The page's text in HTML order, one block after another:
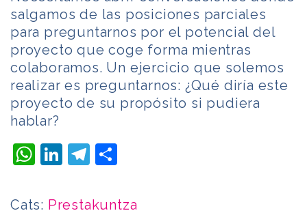
salgamos de las posiciones parciales
para preguntarnos por el potencial del
proyecto que coge forma mientras
colaboramos. Un ejercicio que solemos
realizar es preguntarnos: ¿Qué diría este
proyecto de su propósito si pudiera
hablar?
WhatsApp
LinkedIn
Telegram
Cats: Prestakuntza